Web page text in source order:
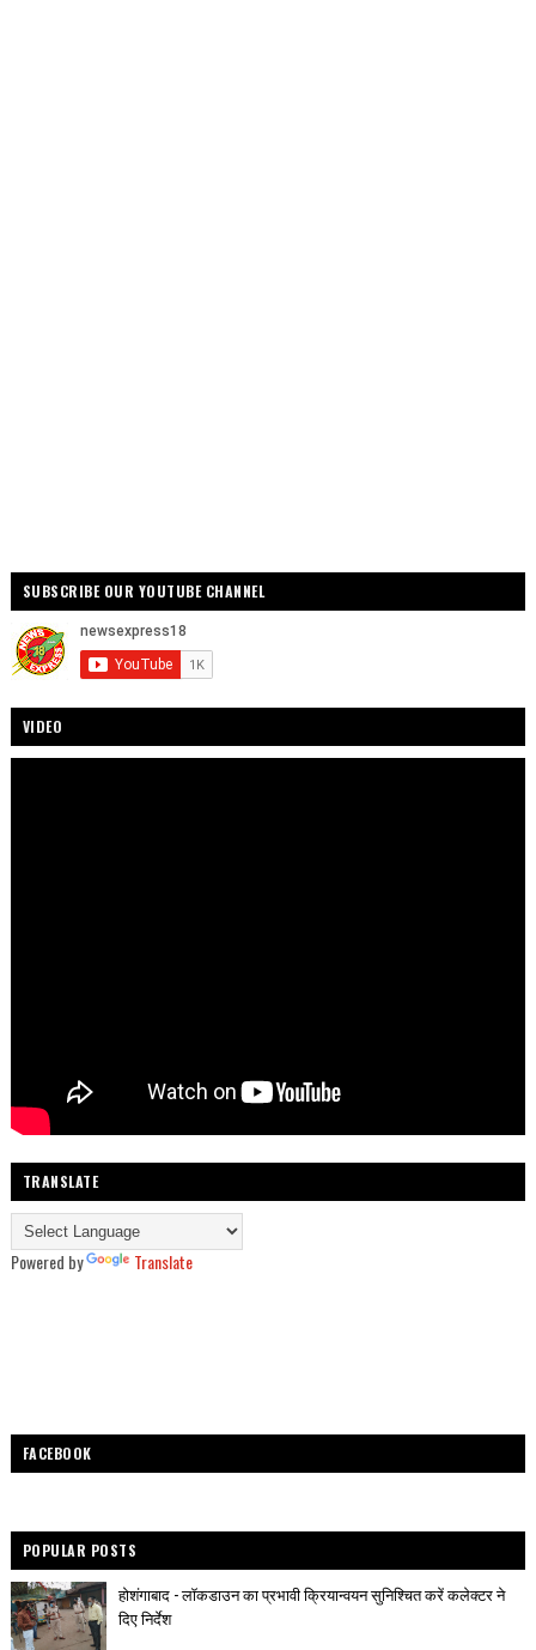
SUBSCRIBE OUR YOUTUBE CHANNEL
VIDEO
TRANSLATE
Powered by Translate
FACEBOOK
POPULAR POSTS
होशंगाबाद - लॉकडाउन का प्रभावी क्रियान्वयन सुनिश्चित करें कलेक्टर ने
दिए निर्देश